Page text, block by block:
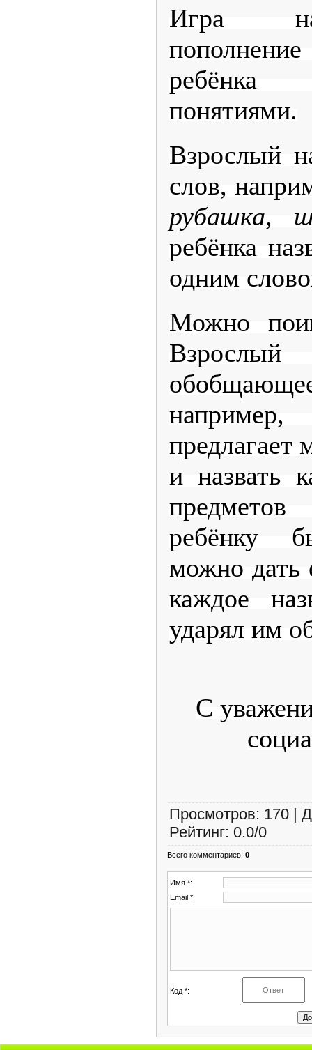
Игра
пополнение
ребёнка
понятиями.
Взрослый
слов,
рубашка,
ребёнка
одним
Можно
и назвать
ребёнку
можно дать
каждое
ударял им
С
Просмотров: 170 |
Рейтинг: 0.0/0
Всего комментариев: 0
Имя *:
Email *:
Код *: